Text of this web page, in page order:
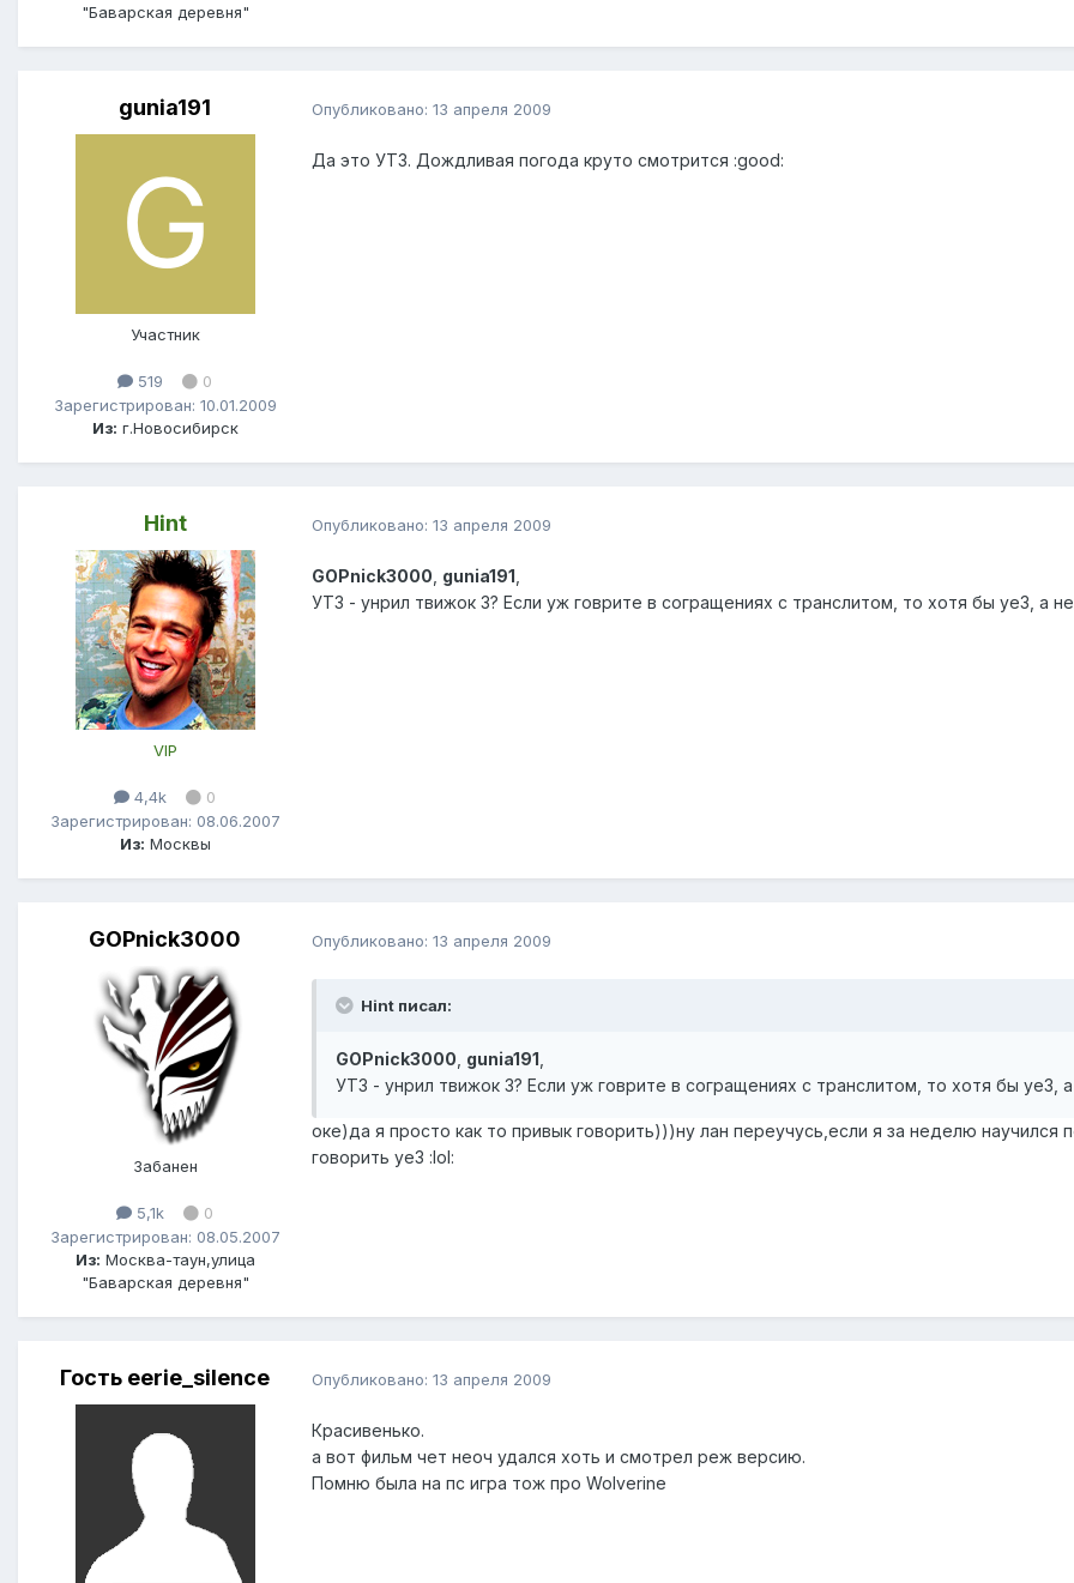
"Баварская деревня"
gunia191
Участник
519
0
Зарегистрирован: 10.01.2009
Из: г.Новосибирск
Опубликовано: 13 апреля 2009
Да это УТ3. Дождливая погода круто смотрится :good:
Hint
VIP
4,4k
0
Зарегистрирован: 08.06.2007
Из: Москвы
Опубликовано: 13 апреля 2009
GOPnick3000 gunia191
УТ3 - унрил твижок 3? Если уж говрите в согращениях с транслитом, то хотя бы уе3, а
GOPnick3000
Забанен
5,1k
0
Зарегистрирован: 08.05.2007
Из: Москва-таун,улица
"Баварская деревня"
Опубликовано: 13 апреля 2009
Hint писал:
GOPnick3000 gunia191
УТ3 - унрил твижок 3? Если уж говрите в согращениях с транслитом, то хотя бы уе3,
оке)да я просто как то привык говорить)))ну лан переучусь,если я за неделю научился
говорить уе3 :lol:
Гость eerie_silence Опубликовано: 13 апреля 2009
Красивенько.
а вот фильм чет неоч удался хоть и смотрел реж версию.
Помню была на пс игра тож про Wolverine